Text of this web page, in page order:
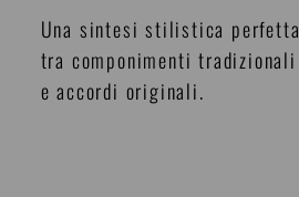
Una sintesi stilistica perfetta
tra componimenti tradizionali
e accordi originali.